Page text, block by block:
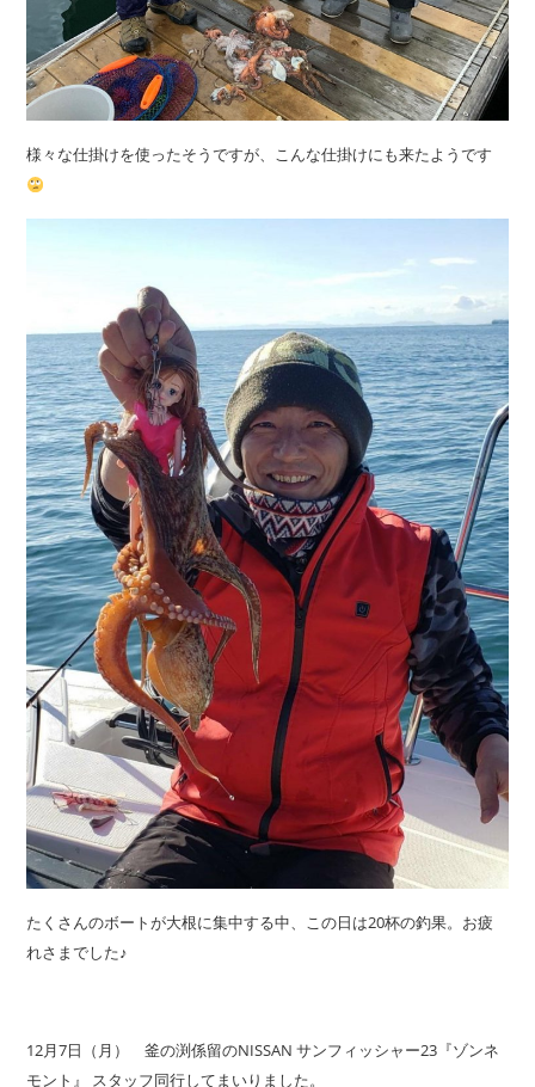
様々な仕掛けを使ったそうですが、こんな仕掛けにも来たようです
たくさんのボートが大根に集中する中、この日は20杯の釣果。お疲
れさまでした♪
12月7日（月） 釜の渕係留のNISSAN サンフィッシャー23『ゾンネ
モント』 スタッフ同行してまいりました。